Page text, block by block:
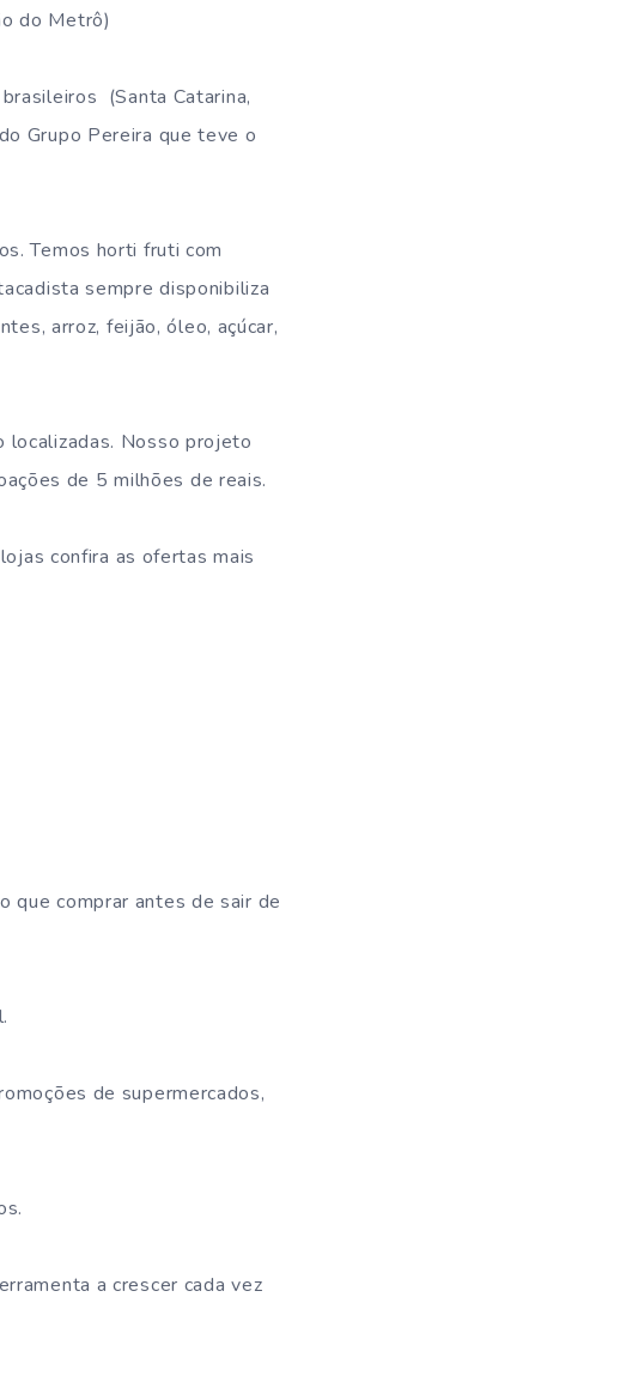
do Metrô)
(Santa Catarina,
Grupo Pereira que teve o
Temos horti fruti com
sempre disponibiliza
arroz, feijão, óleo, açúcar,
localizadas. Nosso projeto
de 5 milhões de reais.
confira as ofertas mais
que comprar antes de sair de
de supermercados,
a crescer cada vez